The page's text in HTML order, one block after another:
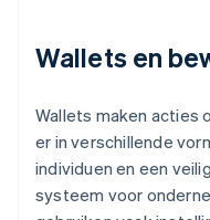
Wallets en
Wallets maken acties
er in verschillende
individuen en een
systeem voor